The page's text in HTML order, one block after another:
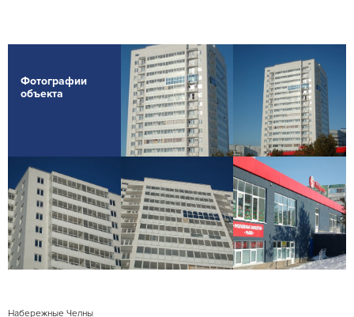
Фотографии
объекта
Набережные Челны